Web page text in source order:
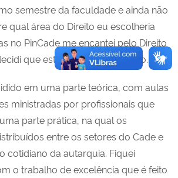
semestre da faculdade e ainda não
qual área do Direito eu escolheria
no PinCade me encantei pelo Direito
que este seria meu caminho.
em uma parte teórica, com aulas
ministradas por profissionais que
parte prática, na qual os
entre os setores do Cade e
cotidiano da autarquia. Fiquei
o trabalho de excelência que é feito